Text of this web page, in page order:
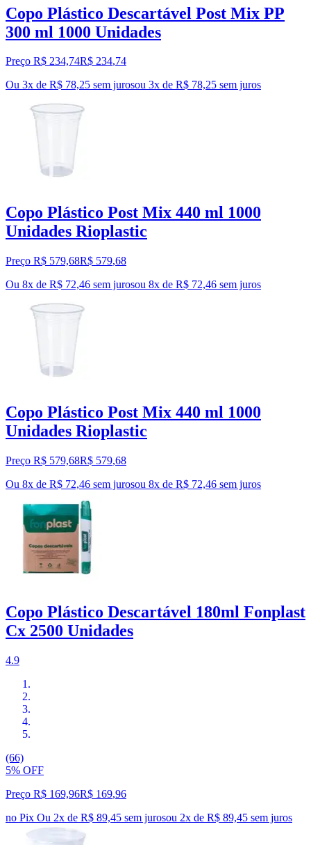
Copo Plástico Descartável Post Mix PP
300 ml 1000 Unidades
Preço R$ 234,74R$ 234,74
Ou 3x de R$ 78,25 sem jurosou 3x de R$ 78,25 sem juros
Copo Plástico Post Mix 440 ml 1000
Unidades Rioplastic
Preço R$ 579,68R$ 579,68
Ou 8x de R$ 72,46 sem jurosou 8x de R$ 72,46 sem juros
Copo Plástico Post Mix 440 ml 1000
Unidades Rioplastic
Preço R$ 579,68R$ 579,68
Ou 8x de R$ 72,46 sem jurosou 8x de R$ 72,46 sem juros
Copo Plástico Descartável 180ml Fonplast
Cx 2500 Unidades
4.9
(66)
5% OFF
Preço R$ 169,96R$ 169,96
no Pix Ou 2x de R$ 89,45 sem jurosou 2x de R$ 89,45 sem juros